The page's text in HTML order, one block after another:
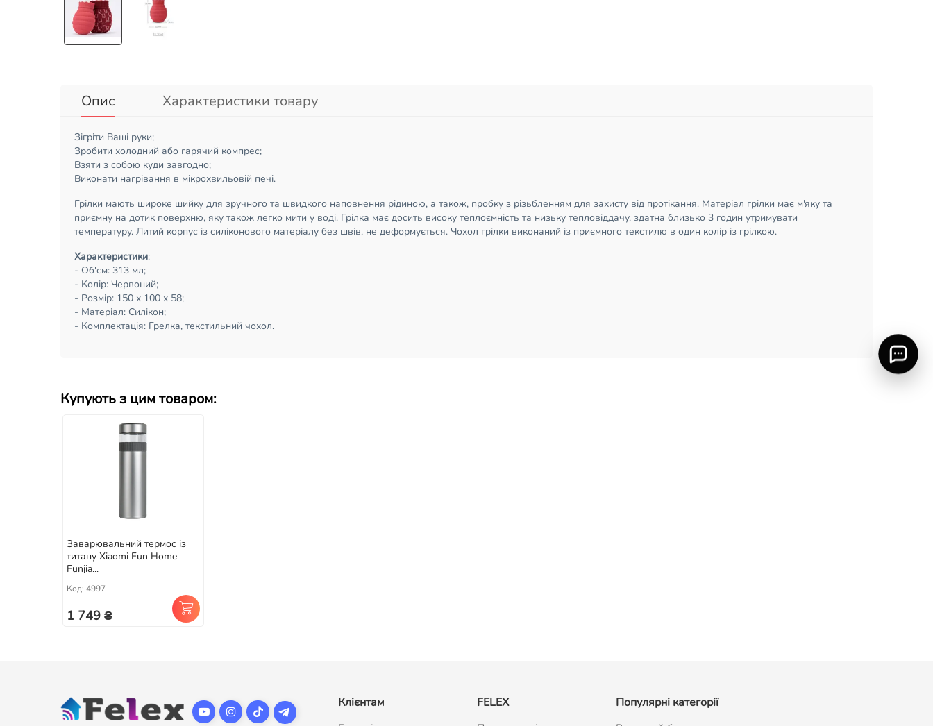
Опис Характеристики товару
Зігріти Ваші руки;
Зробити холодний або гарячий компрес;
Взяти з собою куди завгодно;
Виконати нагрівання в мікрохвильовій печі.
Грілки мають широке шийку для зручного та швидкого наповнення рідиною, а також, пробку з різьбленням для захисту від протікання. Матеріал грілки має м'яку та
приємну на дотик поверхню, яку також легко мити у воді. Грілка має досить високу теплоємність та низьку тепловіддачу, здатна близько 3 годин утримувати
температуру. Литий корпус із силіконового матеріалу без швів, не деформується. Чохол грілки виконаний із приємного текстилю в один колір із грілкою.
Характеристики:
- Об'єм: 313 мл;
- Колір: Червоний;
- Розмір: 150 х 100 х 58;
- Матеріал: Силікон;
- Комплектація: Грелка, текстильний чохол.
Купують з цим товаром:
Заварювальний термос із
титану Xiaomi Fun Home
Funjia...
Код: 4997
1 749 ₴
Клієнтам FELEX Популярні категорії